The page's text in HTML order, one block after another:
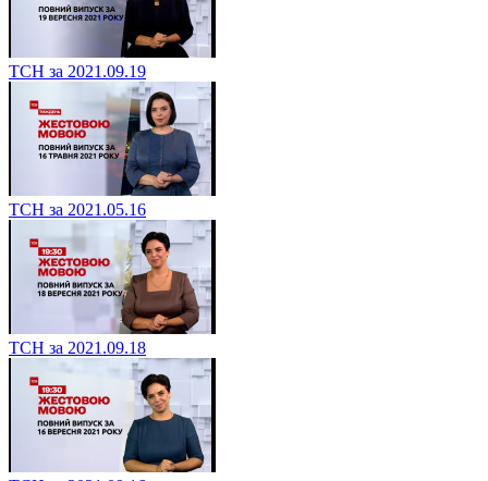
ТСН за 2021.09.19
ТСН за 2021.05.16
ТСН за 2021.09.18